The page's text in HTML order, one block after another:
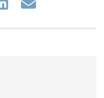
Share
Share